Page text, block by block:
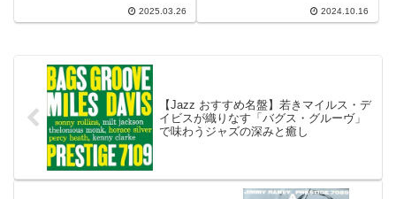
ロンの静謐なピアノと絡み合い、
2025.03.26
年に録音されたこのアルバムは、
ソニー・ロリンズがリーダーとし
2024.10.16
【Jazz おすすめ名盤】若きマイルス・デ
イビスが織りなす「バグス・グルーヴ」
で味わうジャズの深みと癒し